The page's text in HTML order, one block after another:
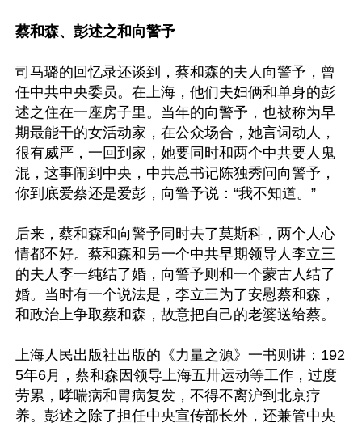
蔡和森、彭述之和向警予
司马璐的回忆录还谈到，蔡和森的夫人向警予，曾
任中共中央委员。在上海，他们夫妇俩和单身的彭
述之住在一座房子里。当年的向警予，也被称为早
期最能干的女活动家，在公众场合，她言词动人，
很有威严，一回到家，她要同时和两个中共要人鬼
混，这事闹到中央，中共总书记陈独秀问向警予，
你到底爱蔡还是爱彭，向警予说：“我不知道。”
后来，蔡和森和向警予同时去了莫斯科，两个人心
情都不好。蔡和森和另一个中共早期领导人李立三
的夫人李一纯结了婚，向警予则和一个蒙古人结了
婚。当时有一个说法是，李立三为了安慰蔡和森，
和政治上争取蔡和森，故意把自己的老婆送给蔡。
上海人民出版社出版的《力量之源》一书则讲：192
5年6月，蔡和森因领导上海五卅运动等工作，过度
劳累，哮喘病和胃病复发，不得不离沪到北京疗
养。彭述之除了担任中央宣传部长外，还兼管中央